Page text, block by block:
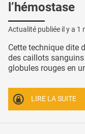
l’hémostase
Actualité publiée il y a 1
Cette technique dite
des caillots
globules rouges en
LIRE LA SUITE